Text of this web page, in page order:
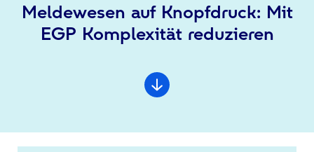
Meldewesen auf Knopfdruck: Mit
EGP Komplexität reduzieren